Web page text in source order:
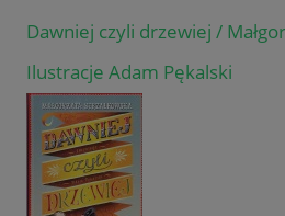
Dawniej czyli drzewiej /
Ilustracje Adam Pękalski